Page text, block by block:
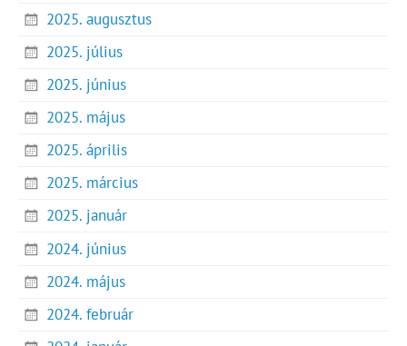
2025. augusztus
2025. július
2025. június
2025. május
2025. április
2025. március
2025. január
2024. június
2024. május
2024. február